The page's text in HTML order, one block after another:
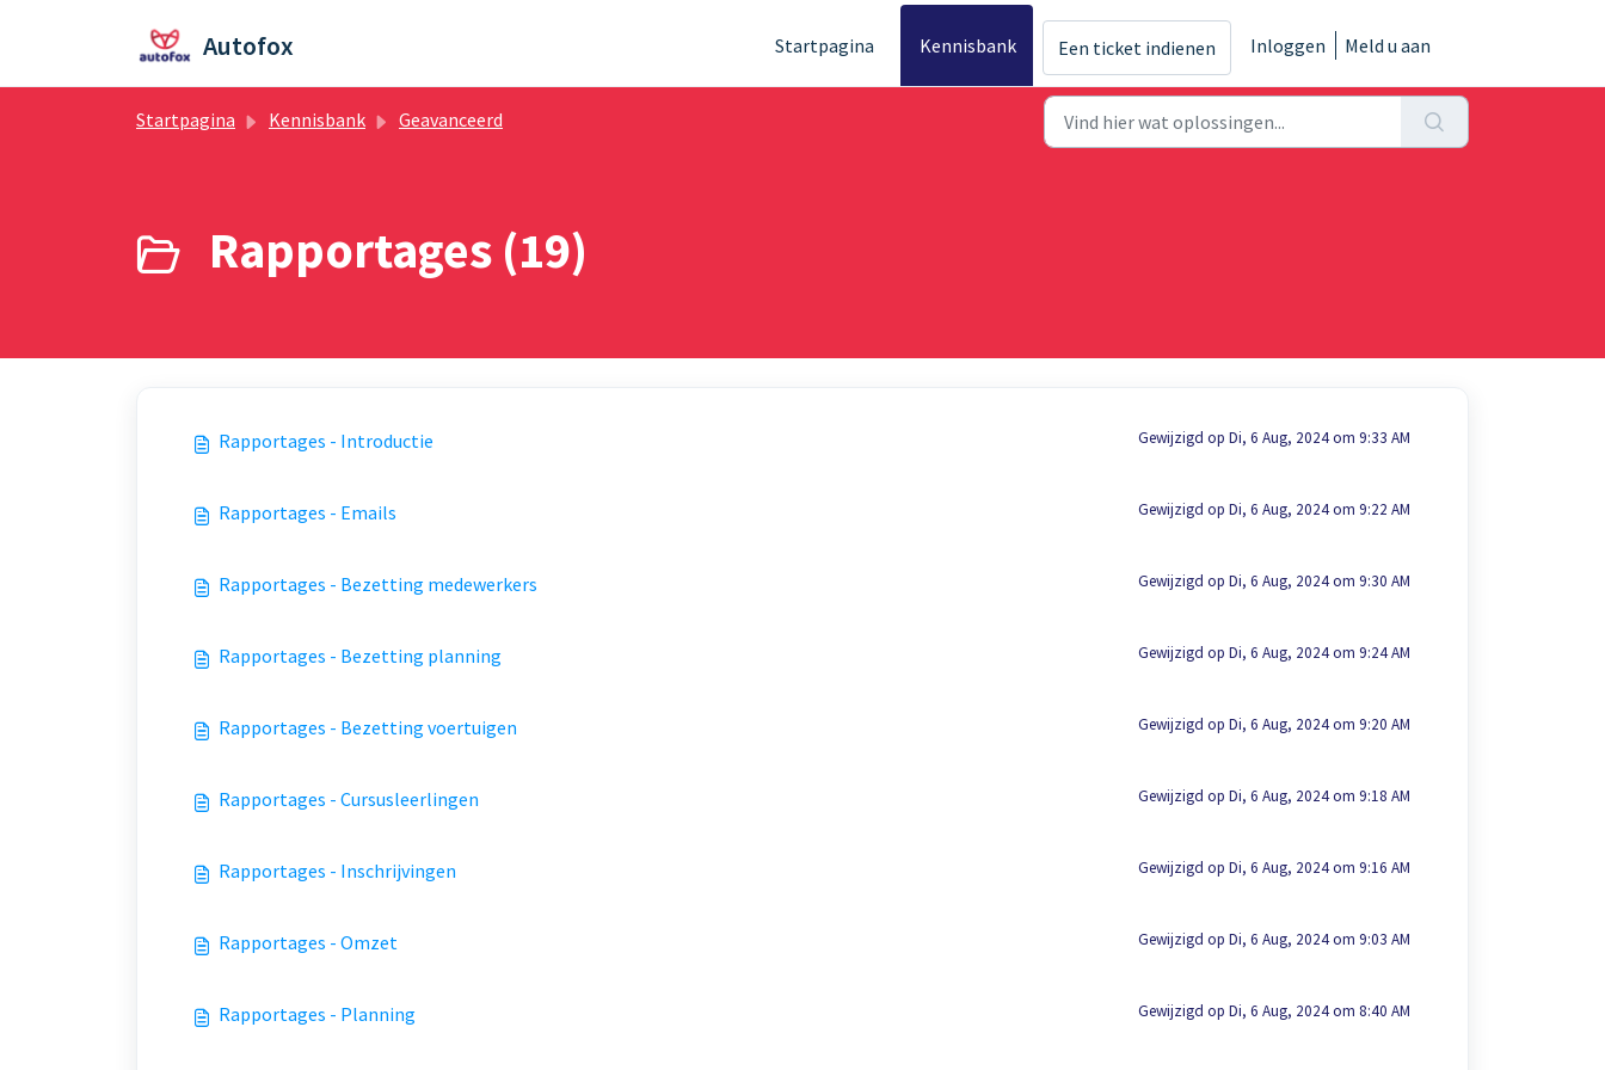
Autofox Startpagina Kennisbank Een ticket indienen Inloggen Meld u aan
Startpagina Kennisbank Geavanceerd
Rapportages (19)
Rapportages - Introductie Gewijzigd op Di, 6 Aug, 2024 om 9:33 AM
Rapportages - Emails Gewijzigd op Di, 6 Aug, 2024 om 9:22 AM
Rapportages - Bezetting medewerkers Gewijzigd op Di, 6 Aug, 2024 om 9:30 AM
Rapportages - Bezetting planning Gewijzigd op Di, 6 Aug, 2024 om 9:24 AM
Rapportages - Bezetting voertuigen Gewijzigd op Di, 6 Aug, 2024 om 9:20 AM
Rapportages - Cursusleerlingen Gewijzigd op Di, 6 Aug, 2024 om 9:18 AM
Rapportages - Inschrijvingen Gewijzigd op Di, 6 Aug, 2024 om 9:16 AM
Rapportages - Omzet Gewijzigd op Di, 6 Aug, 2024 om 9:03 AM
Rapportages - Planning Gewijzigd op Di, 6 Aug, 2024 om 8:40 AM